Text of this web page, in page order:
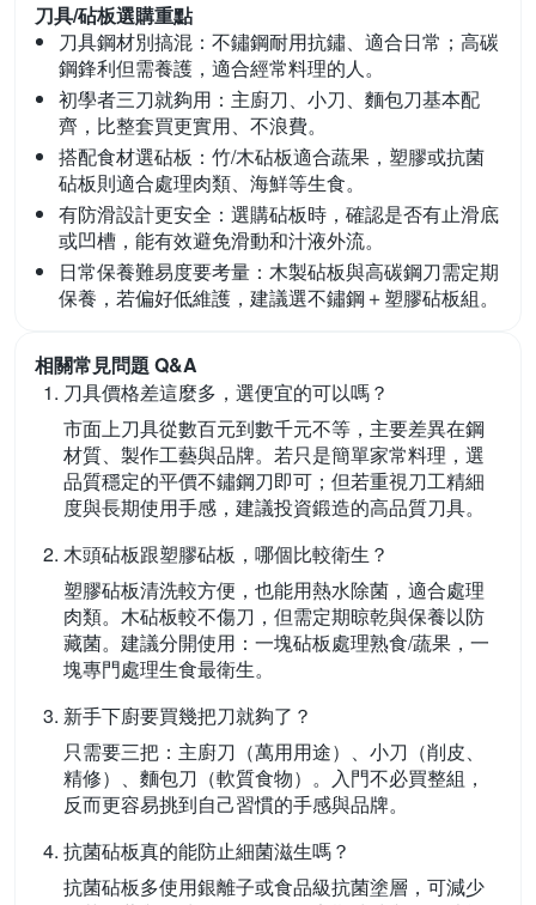
刀具/砧板選購重點
刀具鋼材別搞混： 不鏽鋼耐用抗鏽、適合日常；高碳
鋼鋒利但需養護，適合經常料理的人。
初學者三刀就夠用： 主廚刀、小刀、麵包刀基本配
齊，比整套買更實用、不浪費。
搭配食材選砧板： 竹/木砧板適合蔬果，塑膠或抗菌
砧板則適合處理肉類、海鮮等生食。
有防滑設計更安全： 選購砧板時，確認是否有止滑底
或凹槽，能有效避免滑動和汁液外流。
日常保養難易度要考量： 木製砧板與高碳鋼刀需定期
保養，若偏好低維護，建議選不鏽鋼＋塑膠砧板組。
相關常見問題 Q&A
刀具價格差這麼多，選便宜的可以嗎？
市面上刀具從數百元到數千元不等，主要差異在鋼
材質、製作工藝與品牌。若只是簡單家常料理，選
品質穩定的平價不鏽鋼刀即可；但若重視刀工精細
度與長期使用手感，建議投資鍛造的高品質刀具。
木頭砧板跟塑膠砧板，哪個比較衛生？
塑膠砧板清洗較方便，也能用熱水除菌，適合處理
肉類。木砧板較不傷刀，但需定期晾乾與保養以防
藏菌。建議分開使用：一塊砧板處理熟食/蔬果，一
塊專門處理生食最衛生。
新手下廚要買幾把刀就夠了？
只需要三把：主廚刀（萬用用途）、小刀（削皮、
精修）、麵包刀（軟質食物）。入門不必買整組，
反而更容易挑到自己習慣的手感與品牌。
抗菌砧板真的能防止細菌滋生嗎？
抗菌砧板多使用銀離子或食品級抗菌塗層，可減少